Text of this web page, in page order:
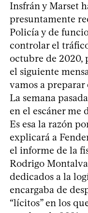
Insfrán y Marset
presuntamente
Policía y de
controlar el
octubre de 2020,
el siguiente
vamos a
La semana
en el escáner me
Es esa la razón
explicará a
el informe de la
Rodrigo
dedicados a la
encargaba de
“lícitos” en los